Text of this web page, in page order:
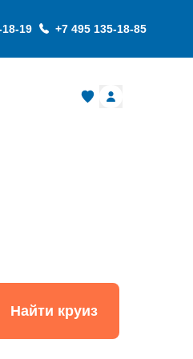
18-19 +7 495 135-18-85
Найти круиз